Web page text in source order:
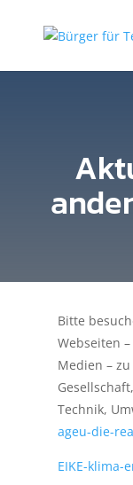
Bitte
Webseiten
Medien –
Technik,
ageu-die-
EIKE-klima-